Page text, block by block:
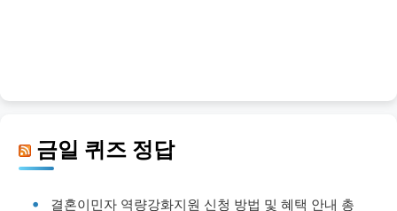
금일 퀴즈 정답
결혼이민자 역량강화지원 신청 방법 및 혜택 안내 총